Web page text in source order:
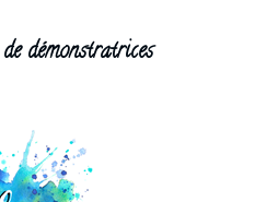
démonstratrices